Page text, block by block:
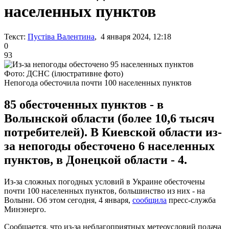
населенных пунктов
Текст: Пустіва Валентина, 4 января 2024, 12:18
0
93
Фото: ДСНС (ілюстративне фото)
Непогода обесточила почти 100 населенных пунктов
85 обесточенных пунктов - в
Волынской области (более 10,6 тысяч
потребителей). В Киевской области из-
за непогоды обесточено 6 населенных
пунктов, в Донецкой области - 4.
Из-за сложных погодных условий в Украине обесточены
почти 100 населенных пунктов, большинство из них - на
Волыни. Об этом сегодня, 4 января, сообщила пресс-служба
Минэнерго.
Сообщается, что из-за неблагоприятных метеоусловий подача